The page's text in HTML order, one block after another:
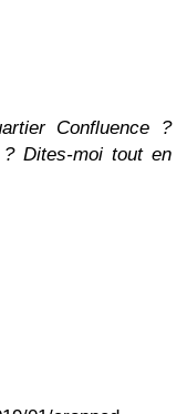
Confluence ?
Dites-moi tout en